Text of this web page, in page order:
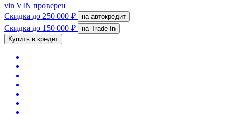
vin VIN проверен
Скидка до 250 000 ₽ на автокредит
Скидка до 150 000 ₽
на Trade-In
Купить в кредит